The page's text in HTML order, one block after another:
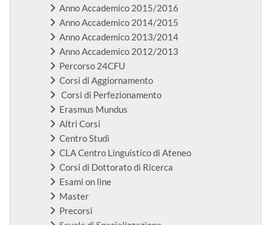
Anno Accademico 2015/2016
Anno Accademico 2014/2015
Anno Accademico 2013/2014
Anno Accademico 2012/2013
Percorso 24CFU
Corsi di Aggiornamento
Corsi di Perfezionamento
Erasmus Mundus
Altri Corsi
Centro Studi
CLA Centro Linguistico di Ateneo
Corsi di Dottorato di Ricerca
Esami on line
Master
Precorsi